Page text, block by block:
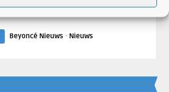
Beyoncé Nieuws · Nieuws